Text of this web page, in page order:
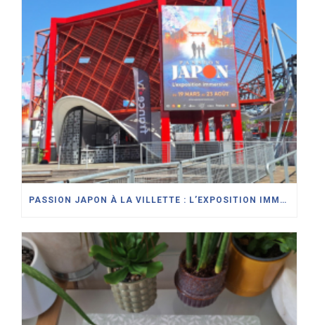
PASSION JAPON À LA VILLETTE : L’EXPOSITION IMMERSIVE QUI CÉLÈBRE LA CULTURE JAPONAISE À PARIS